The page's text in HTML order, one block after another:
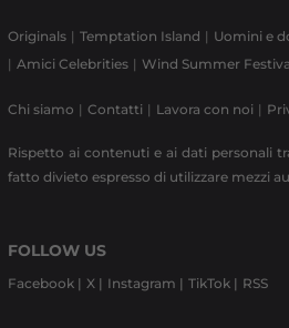
Originals Temptation Island Uomini e
Amici Celebrities
Wind Summer
Chi siamo Contatti Lavora con noi
Rispetto ai contenuti e ai dati personali
fatto divieto espresso di utilizzare mezzi
FOLLOW US
Facebook | X | Instagram | TikTok | RSS